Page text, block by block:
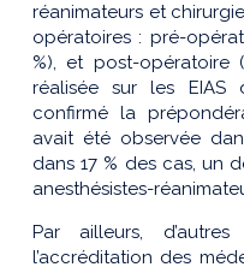
réanimateurs et
opératoires : pré-
%), et post-opératoire
réalisée sur les EIAS
confirmé la
avait été observée
dans 17 % des cas, un
anesthésistes-
Par ailleurs,
l’accréditation des